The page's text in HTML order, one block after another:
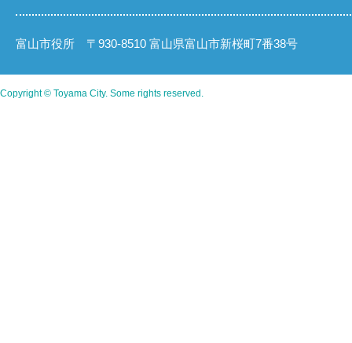
富山市役所 〒930-8510 富山県富山市新桜町7番38号
Copyright © Toyama City. Some rights reserved.